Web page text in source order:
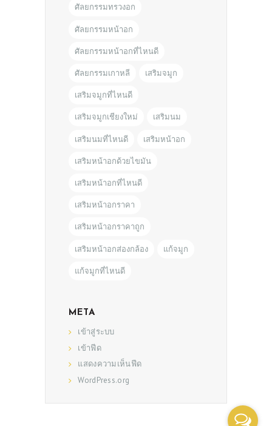
ศัลยกรรมทรวงอก
ศัลยกรรมหน้าอก
ศัลยกรรมหน้าอกที่ไหนดี
ศัลยกรรมเกาหลี เสริมจมูก
เสริมจมูกที่ไหนดี
เสริมจมูกเชียงใหม่ เสริมนม
เสริมนมที่ไหนดี เสริมหน้าอก
เสริมหน้าอกด้วยไขมัน
เสริมหน้าอกที่ไหนดี
เสริมหน้าอกราคา
เสริมหน้าอกราคาถูก
เสริมหน้าอกส่องกล้อง แก้จมูก
แก้จมูกที่ไหนดี
META
เข้าสู่ระบบ
เข้าฟีด
แสดงความเห็นฟีด
WordPress.org